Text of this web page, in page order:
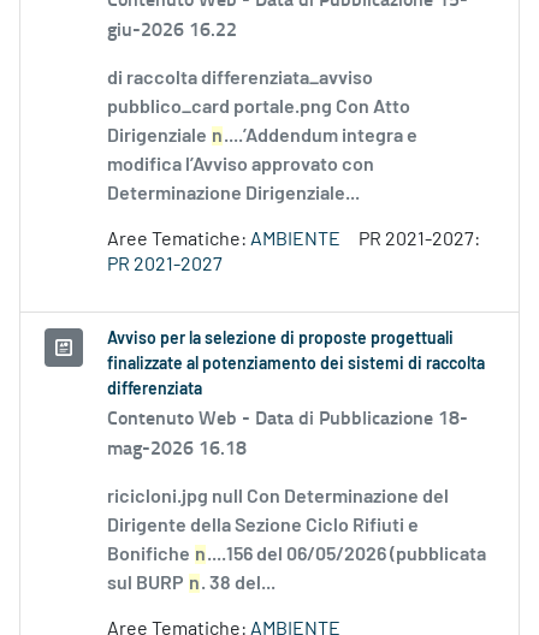
giu-2026 16.22
di raccolta differenziata_avviso
pubblico_card portale.png Con Atto
Dirigenziale n....’Addendum integra e
modifica l’Avviso approvato con
Determinazione Dirigenziale...
Aree Tematiche: AMBIENTE
PR 2021-2027:
PR 2021-2027
Avviso per la selezione di proposte progettuali
finalizzate al potenziamento dei sistemi di raccolta
differenziata
Contenuto Web - Data di Pubblicazione 18-
mag-2026 16.18
ricicloni.jpg null Con Determinazione del
Dirigente della Sezione Ciclo Rifiuti e
Bonifiche n....156 del 06/05/2026 (pubblicata
sul BURP n. 38 del...
Aree Tematiche: AMBIENTE